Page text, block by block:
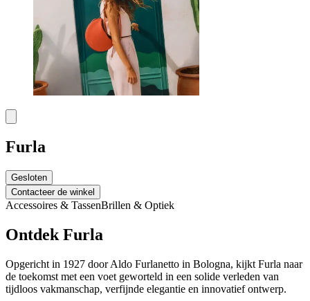
Furla
Gesloten
Contacteer de winkel
Accessoires & TassenBrillen & Optiek
Ontdek Furla
Opgericht in 1927 door Aldo Furlanetto in Bologna, kijkt Furla naar
de toekomst met een voet geworteld in een solide verleden van
tijdloos vakmanschap, verfijnde elegantie en innovatief ontwerp.